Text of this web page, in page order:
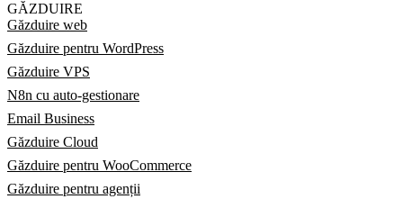
GĂZDUIRE
Găzduire web
Găzduire pentru WordPress
Găzduire VPS
N8n cu auto-gestionare
Email Business
Găzduire Cloud
Găzduire pentru WooCommerce
Găzduire pentru agenții